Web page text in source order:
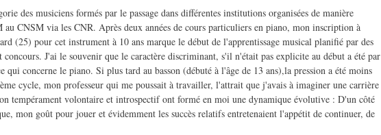
des musiciens formés par le passage dans différentes institutions organisées de manière
CNSM via les CNR. Après deux années de cours particuliers en piano, mon inscription à
(25) pour cet instrument à 10 ans marque le début de l'apprentissage musical planifié par des
concours. J'ai le souvenir que le caractère discriminant, s'il n'était pas explicite au début a été par
qui concerne le piano. Si plus tard au basson (débuté à l'âge de 13 ans),la pression a été moins
cycle, mon professeur qui me poussait à travailler, l'attrait que j'avais à imaginer une carrière
tempérament volontaire et introspectif ont formé en moi une dynamique évolutive : D'un côté
mon goût pour jouer et évidemment les succès relatifs entretenaient l'appétit de continuer, de